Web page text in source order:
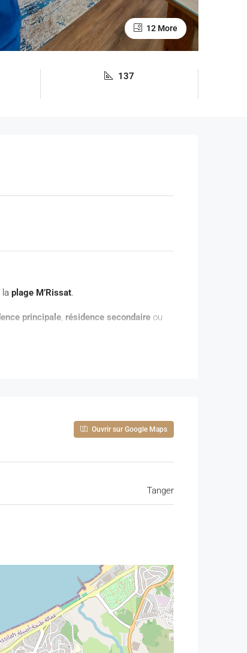
12 More
137
la plage M’Rissat.
principale, résidence secondaire ou
Ouvrir sur Google Maps
Tanger